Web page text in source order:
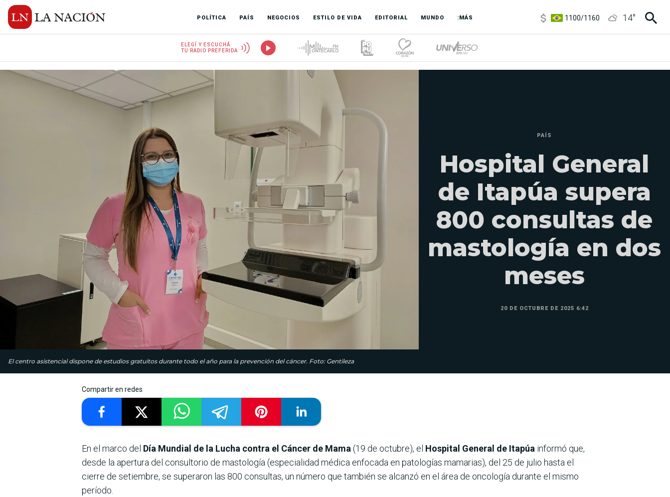
POLÍTICA PAÍS NEGOCIOS ESTILO DE VIDA EDITORIAL MUNDO :MÁS
3,8/4
14°
ELEGÍ Y ESCUCHÁ
TU RADIO PREFERIDA
El centro asistencial dispone de estudios gratuitos durante todo el año para la prevención del cáncer. Foto: Gentileza
PAÍS
Hospital General
de Itapúa supera
800 consultas de
mastología en dos
meses
20 DE OCTUBRE DE 2025 6:42
Compartir en redes
En el marco del Día Mundial de la Lucha contra el Cáncer de Mama (19 de octubre), el Hospital General de Itapúa informó que,
desde la apertura del consultorio de mastología (especialidad médica enfocada en patologías mamarias), del 25 de julio hasta el
cierre de setiembre, se superaron las 800 consultas, un número que también se alcanzó en el área de oncología durante el mismo
período.